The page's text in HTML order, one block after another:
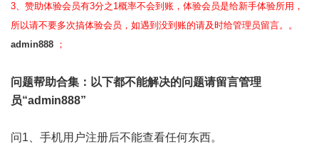
3、赞助体验会员有3分之1概率不会到账，体验会员是给新手体验所用，
所以请不要多次搞体验会员，如遇到没到账的请及时给管理员留言。。
admin888 ；
问题帮助合集 ：以下都不能解决的问题请留言管理
员“admin888”
问1、手机用户注册后不能查看任何东西。